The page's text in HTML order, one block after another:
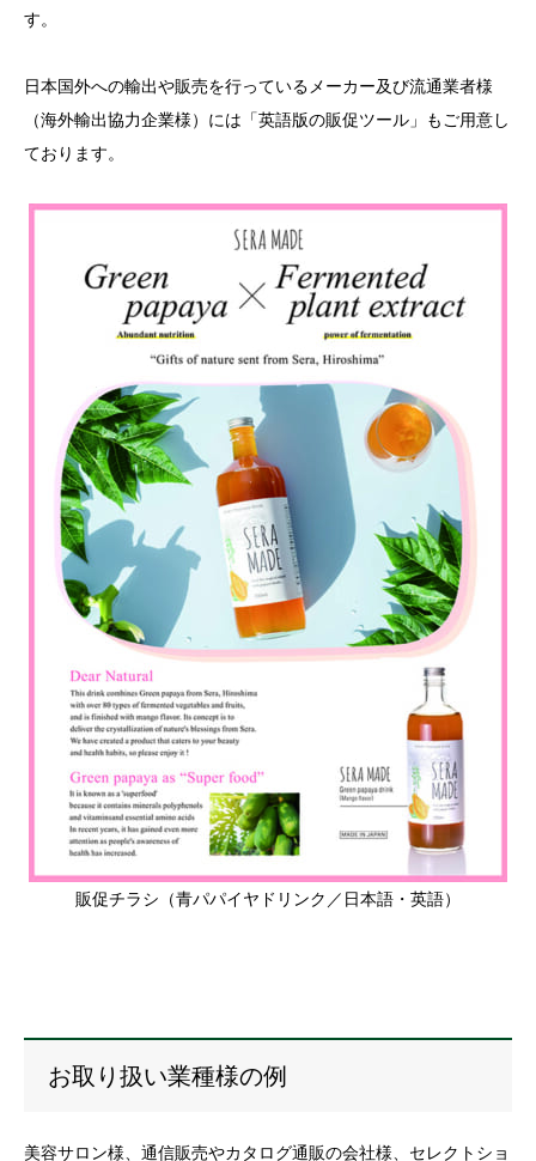
す。
日本国外への輸出や販売を行っているメーカー及び流通業者様
（海外輸出協力企業様）には「英語版の販促ツール」もご用意し
ております。
販促チラシ（青パパイヤドリンク／日本語・英語）
お取り扱い業種様の例
美容サロン様、通信販売やカタログ通販の会社様、セレクトショ